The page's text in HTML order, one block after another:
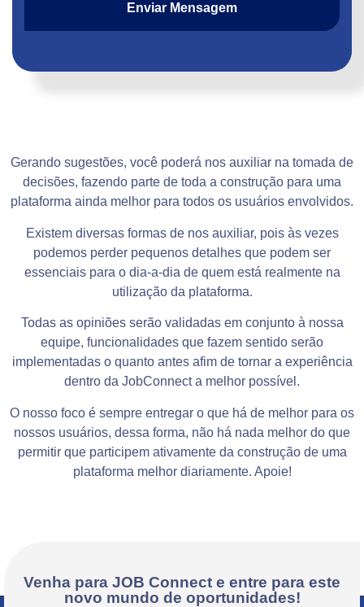
Enviar Mensagem
Gerando sugestões, você poderá nos auxiliar na tomada de
decisões, fazendo parte de toda a construção para uma
plataforma ainda melhor para todos os usuários envolvidos.
Existem diversas formas de nos auxiliar, pois às vezes
podemos perder pequenos detalhes que podem ser
essenciais para o dia-a-dia de quem está realmente na
utilização da plataforma.
Todas as opiniões serão validadas em conjunto à nossa
equipe, funcionalidades que fazem sentido serão
implementadas o quanto antes afim de tornar a experiência
dentro da JobConnect a melhor possível.
O nosso foco é sempre entregar o que há de melhor para os
nossos usuários, dessa forma, não há nada melhor do que
permitir que participem ativamente da construção de uma
plataforma melhor diariamente. Apoie!
Venha para JOB Connect e entre para este
novo mundo de oportunidades!